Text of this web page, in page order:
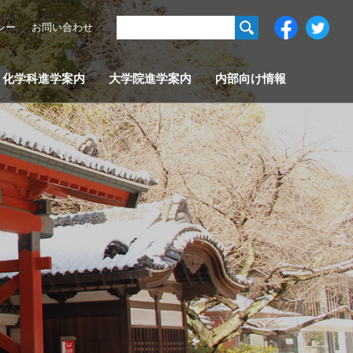
化学科進学案内 大学院進学案内 内部向け情報
ー お問い合わせ